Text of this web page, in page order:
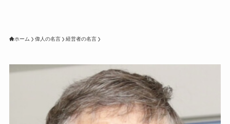
ホーム 偉人の名言 経営者の名言